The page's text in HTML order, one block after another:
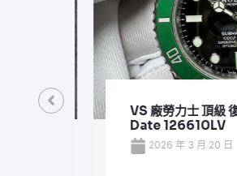
VS 廠勞力士 頂級
Date 126610LV
2026 年 3 月 20 日